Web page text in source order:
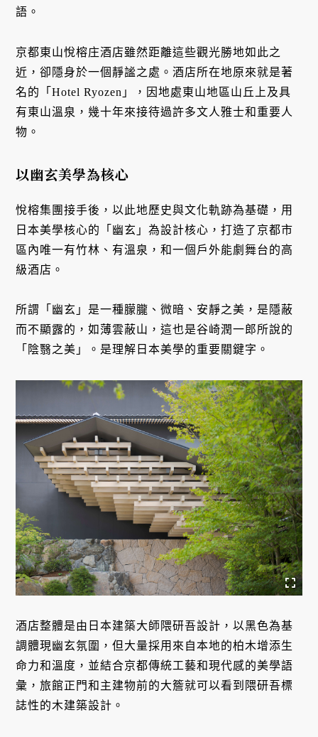
語。
京都東山悅榕庄酒店雖然距離這些觀光勝地如此之
近，卻隱身於一個靜謐之處。酒店所在地原來就是著
名的「Hotel Ryozen」，因地處東山地區山丘上及具
有東山溫泉，幾十年來接待過許多文人雅士和重要人
物。
以幽玄美學為核心
悅榕集團接手後，以此地歷史與文化軌跡為基礎，用
日本美學核心的「幽玄」為設計核心，打造了京都市
區內唯一有竹林、有溫泉，和一個戶外能劇舞台的高
級酒店。
所謂「幽玄」是一種朦朧、微暗、安靜之美，是隱蔽
而不顯露的，如薄雲蔽山，這也是谷崎潤一郎所說的
「陰翳之美」。是理解日本美學的重要關鍵字。
酒店整體是由日本建築大師隈研吾設計，以黑色為基
調體現幽玄氛圍，但大量採用來自本地的柏木增添生
命力和溫度，並結合京都傳統工藝和現代感的美學語
彙，旅館正門和主建物前的大簷就可以看到隈研吾標
誌性的木建築設計。